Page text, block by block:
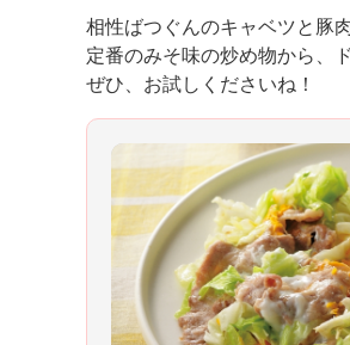
相性ばつぐんのキャベツと豚
定番のみそ味の炒め物から、
ぜひ、お試しくださいね！